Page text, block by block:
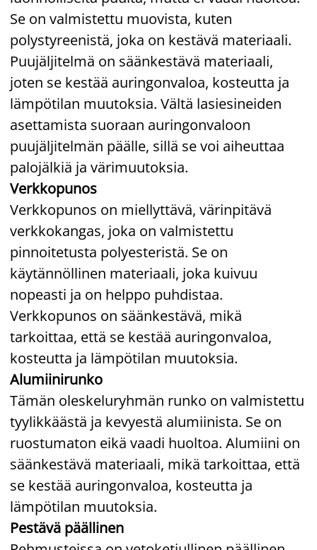
Se on valmistettu muovista, kuten
polystyreenistä, joka on kestävä materiaali.
Puujäljitelmä on säänkestävä materiaali,
joten se kestää auringonvaloa, kosteutta ja
lämpötilan muutoksia. Vältä lasiesineiden
asettamista suoraan auringonvaloon
puujäljitelmän päälle, sillä se voi aiheuttaa
palojälkiä ja värimuutoksia.
Verkkopunos
Verkkopunos on miellyttävä, värinpitävä
verkkokangas, joka on valmistettu
pinnoitetusta polyesteristä. Se on
käytännöllinen materiaali, joka kuivuu
nopeasti ja on helppo puhdistaa.
Verkkopunos on säänkestävä, mikä
tarkoittaa, että se kestää auringonvaloa,
kosteutta ja lämpötilan muutoksia.
Alumiinirunko
Tämän oleskeluryhmän runko on valmistettu
tyylikkäästä ja kevyestä alumiinista. Se on
ruostumaton eikä vaadi huoltoa. Alumiini on
säänkestävä materiaali, mikä tarkoittaa, että
se kestää auringonvaloa, kosteutta ja
lämpötilan muutoksia.
Pestävä päällinen